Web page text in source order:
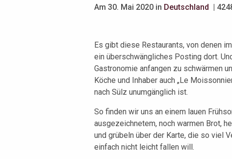
Am 30. Mai 2020 in Deutschland |
Es gibt diese Restaurants, von denen
ein überschwängliches Posting dort.
Gastronomie anfangen zu schwärmen
Köche und Inhaber auch „Le
nach Sülz unumgänglich ist.
So finden wir uns an einem lauen
ausgezeichnetem, noch warmen Brot,
und grübeln über der Karte, die so viel
einfach nicht leicht fallen will.